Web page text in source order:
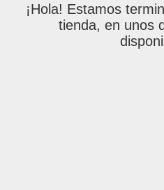
¡Hola! Estamos
tienda, en unos